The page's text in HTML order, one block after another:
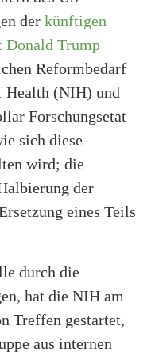
der künftigen
Donald Trump
Reformbedarf
Health (NIH) und
Forschungsetat
sich diese
wird; die
der
eines Teils
durch die
hat die NIH am
Treffen gestartet,
aus internen